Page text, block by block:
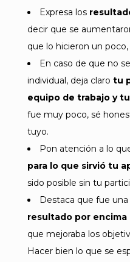
Expresa los
decir que se
que lo hicieron un
En caso de que no
individual, deja claro tu
equipo de trabajo y
fue muy poco, sé
tuyo.
Pon atención a lo
para lo que sirvió tu
sido posible sin tu
Destaca que fue una
resultado por encima
que mejoraba los
Hacer bien lo que se